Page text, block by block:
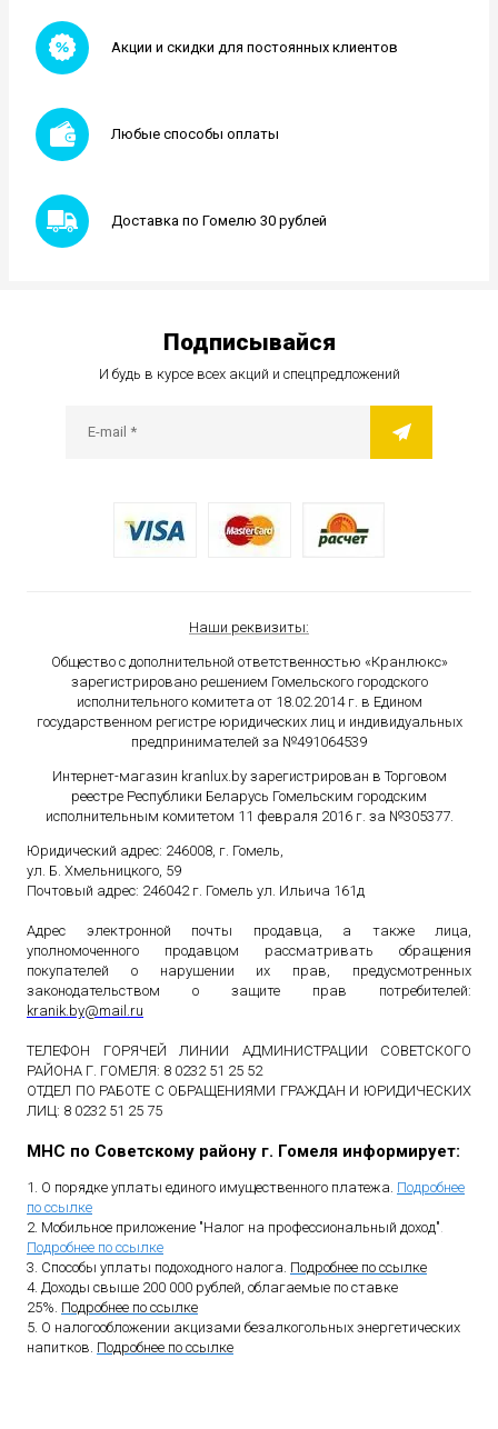
Акции и скидки для постоянных клиентов
Любые способы оплаты
Доставка по Гомелю 30 рублей
Наши реквизиты:
Общество с дополнительной ответственностью «Кранлюкс»
зарегистрировано решением Гомельского городского
исполнительного комитета от 18.02.2014 г. в Едином
государственном регистре юридических лиц и индивидуальных
предпринимателей за №491064539
Интернет-магазин kranlux.by зарегистрирован в Торговом
реестре Республики Беларусь Гомельским городским
исполнительным комитетом 11 февраля 2016 г. за №305377.
Юридический адрес: 246008, г. Гомель,
ул. Б. Хмельницкого, 59
Почтовый адрес: 246042 г. Гомель ул. Ильича 161д
Адрес электронной почты продавца, а также лица,
уполномоченного продавцом рассматривать обращения
покупателей о нарушении их прав, предусмотренных
законодательством о защите прав потребителей:
kranik by@mail ru
ТЕЛЕФОН ГОРЯЧЕЙ ЛИНИИ АДМИНИСТРАЦИИ СОВЕТСКОГО
РАЙОНА Г. ГОМЕЛЯ: 8 0232 51 25 52
ОТДЕЛ ПО РАБОТЕ С ОБРАЩЕНИЯМИ ГРАЖДАН И ЮРИДИЧЕСКИХ
ЛИЦ: 8 0232 51 25 75
МНС по Советскому району г. Гомеля информирует:
1. О порядке уплаты единого имущественного платежа. Подробнее
по ссылке
2. Мобильное приложение "Налог на профессиональный доход"
Подробнее по ссылке
3. Способы уплаты подоходного налога. Подробнее по ссылке
4. Доходы свыше 200 000 рублей, облагаемые по ставке
25%. Подробнее по ссылке
5. О налогообложении акцизами безалкогольных энергетических
напитков. Подробнее по ссылке
Подписывайся
И будь в курсе всех акций и спецпредложений